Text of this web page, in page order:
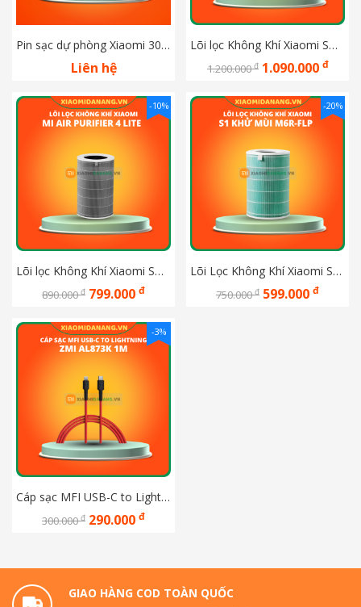
Pin sạc dự phòng Xiaomi 30000mAh gen 3 18W
Liên hệ
Lõi lọc Không Khí Xiaomi Smart Air Purifier 4 Pro
1.200.000đ 1.090.000 đ
Lõi lọc Không Khí Xiaomi Smart Air Purifier 4 Lite
890.000đ 799.000 đ
-10%
Lõi Lọc Không Khí Xiaomi S1 khử mùi M6R-FLP
750.000đ 599.000 đ
-20%
Cáp sạc MFI USB-C to Lightning ZMI AL873K 1m
300.000đ 290.000 đ
-3%
GIAO HÀNG COD TOÀN QUỐC